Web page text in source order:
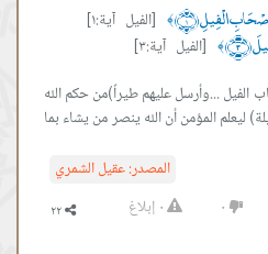
الْفِيلِ ﴿١﴾ ﴾ [الفيل آية:١]
﴿٣﴾ ﴾
[الفيل آية:٣]
الفيل ...وأرسل عليهم طيراً)من حكم الله
ليعلم المؤمن أن الله ينصر من يشاء بما
المصدر:عقيل الشمري
٠ ٠ إبلاغ